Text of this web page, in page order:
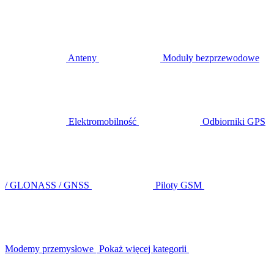
Anteny Moduły bezprzewodowe
Elektromobilność Odbiorniki GPS
/ GLONASS / GNSS Piloty GSM
Modemy przemysłowe Pokaż więcej kategorii